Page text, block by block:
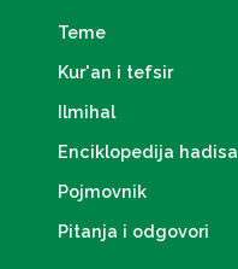
Teme
Kur'an i tefsir
Ilmihal
Enciklopedija hadisa
Pojmovnik
Pitanja i odgovori